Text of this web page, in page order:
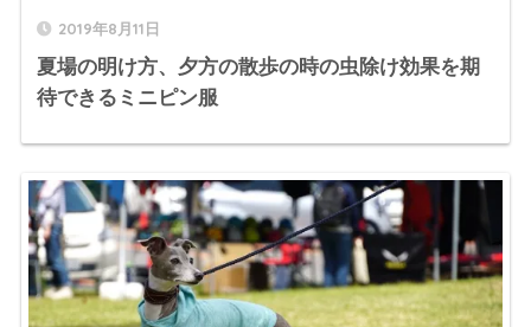
2019年8月11日
夏場の明け方、夕方の散歩の時の虫除け効果を期
待できるミニピン服